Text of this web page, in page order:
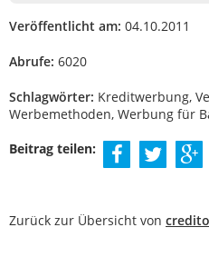
Veröffentlicht am: 04.10.2011
Abrufe: 6020
Schlagwörter: Kreditwerbung,
Werbemethoden, Werbung für
Beitrag teilen:
Zurück zur Übersicht von